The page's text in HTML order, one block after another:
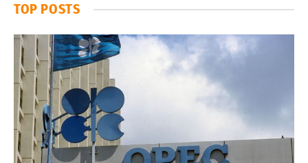
TOP POSTS